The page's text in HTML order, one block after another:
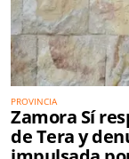
PROVINCIA
Zamora Sí
de Tera y